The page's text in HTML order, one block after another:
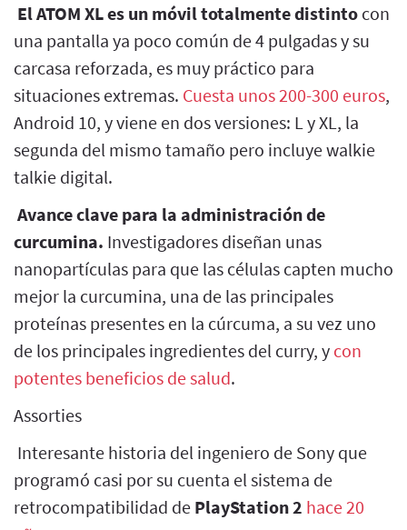
El ATOM XL es un móvil totalmente distinto con
una pantalla ya poco común de 4 pulgadas y su
carcasa reforzada, es muy práctico para
situaciones extremas. Cuesta unos 200-300 euros,
Android 10, y viene en dos versiones: L y XL, la
segunda del mismo tamaño pero incluye walkie
talkie digital.
Avance clave para la administración de
curcumina. Investigadores diseñan unas
nanopartículas para que las células capten mucho
mejor la curcumina, una de las principales
proteínas presentes en la cúrcuma, a su vez uno
de los principales ingredientes del curry, y con
potentes beneficios de salud.
Assorties
Interesante historia del ingeniero de Sony que
programó casi por su cuenta el sistema de
retrocompatibilidad de PlayStation 2 hace 20